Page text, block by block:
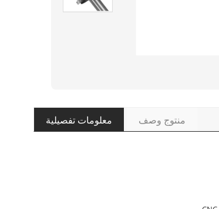
معلومات تفصيلية منتوج وصف